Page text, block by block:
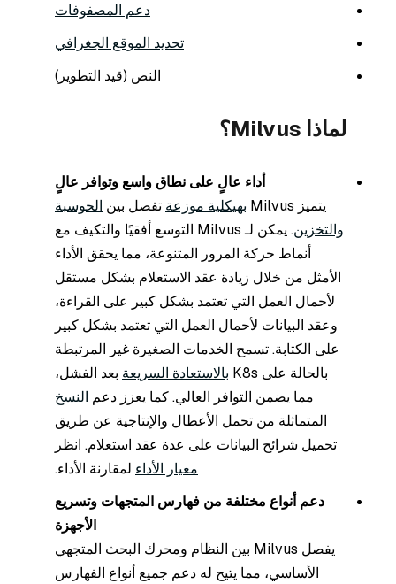
دعم المصفوفات
تحديد الموقع الجغرافي
النص (قيد التطوير)
لماذا Milvus؟
أداء عالٍ على نطاق واسع وتوافر عالٍ
يتميز Milvus
بهيكلية موزعة تفصل بين الحوسبة
والتخزين
. يمكن لـ Milvus التوسع أفقيًا والتكيف مع
أنماط حركة المرور المتنوعة، مما يحقق الأداء
الأمثل من خلال زيادة عقد الاستعلام بشكل مستقل
لأحمال العمل التي تعتمد بشكل كبير على القراءة،
وعقد البيانات لأحمال العمل التي تعتمد بشكل كبير
على الكتابة. تسمح الخدمات الصغيرة غير المرتبطة
بالحالة على K8s
بالاستعادة السريعة بعد الفشل،
مما يضمن التوافر العالي. كما يعزز دعم النسخ
المتماثلة من تحمل الأعطال والإنتاجية عن طريق
تحميل شرائح البيانات على عدة عقد استعلام. انظر
معيار الأداء لمقارنة الأداء.
دعم أنواع مختلفة من فهارس المتجهات وتسريع
الأجهزة
يفصل Milvus بين النظام ومحرك البحث المتجهي
الأساسي، مما يتيح له دعم جميع أنواع الفهارس